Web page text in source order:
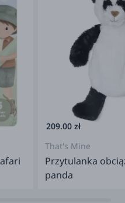
AUGUSTINS 75006
tel +33 (0) 1 43540177
Handlowo
ul. Wilsona 30 42-202
209.00 zł
That's Mine
Przytulanka
panda